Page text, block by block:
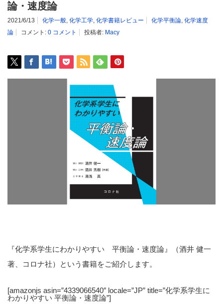
論・速度論
2021/6/13 化学一般, 化学工学, 化学書籍レビュー 化学平衡論, 化学速度
論
コメント: 0 コメント 投稿者: Macy
『化学系学生にわかりやすい 平衡論・速度論』（酒井 健一
著、コロナ社）という書籍をご紹介します。
[amazonjs asin=”4339066540″ locale=”JP” title=”化学系学生に
わかりやすい 平衡論・速度論”]